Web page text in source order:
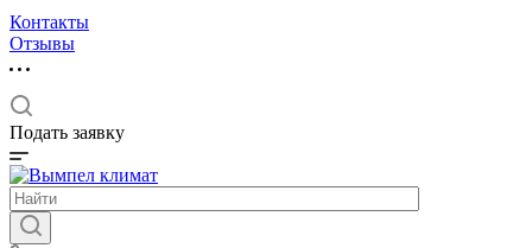
Контакты
Отзывы
Подать заявку